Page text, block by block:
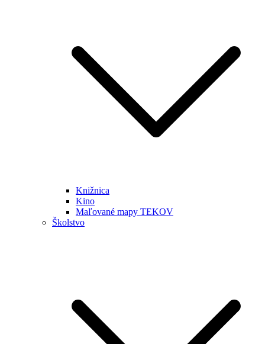
Knižnica
Kino
Maľované mapy TEKOV
Školstvo